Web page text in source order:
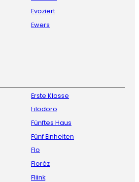
Evoziert
Ewers
Erste Klasse
Filodoro
Fünftes Haus
Fünf Einheiten
Flo
Florèz
Fliink